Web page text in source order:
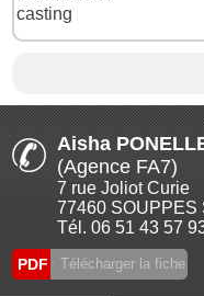
casting
Aisha
(Agence FA7)
7 rue Joliot Curie
77460 SOUPPES
Tél. 06 51 43 57
PDF Télécharger la fiche